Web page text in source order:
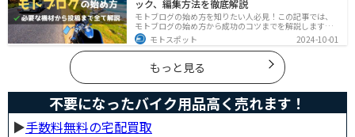
ック、編集方法を徹底解説
モトブログの始め方を知りたい人必見！この記事では、
モトブログの始め方から成功のコツまでを解説します。
実は、モトブログを始めるには機材をそろえる必要があ
ります。記事を読めば、モトブログを成功させるための
コツを知ることが可能です。
モトスポット 2024-10-01
もっと見る
不要になったバイク用品高く売れます！
▶︎手数料無料の宅配買取